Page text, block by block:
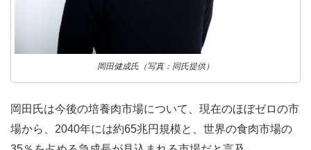
岡田健成氏（写真：同氏提供）
岡田氏は今後の培養肉市場について、現在のほぼゼロの市
場から、2040年には約65兆円規模と、世界の食肉市場の